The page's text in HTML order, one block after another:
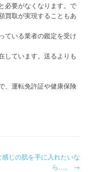
必要がなくなります。で
買取が実現することもあ
ている業者の鑑定を受け
しています。送るよりも
、運転免許証や健康保険
じの肌を手に入れたいな
ら…。 →